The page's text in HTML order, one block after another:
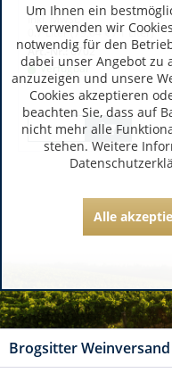
inkl. MwSt.
0.7 Liter(79,64 € / 1 Liter)
Art.-Nr.:6702
Verfügbar
Brogsitter Weinversand
Um Ihnen ein
verwenden wir
notwendig für den
dabei unser Angebot zu
anzuzeigen und unsere
Cookies akzeptieren
beachten Sie, dass auf
nicht mehr alle
stehen. Weitere
Alle